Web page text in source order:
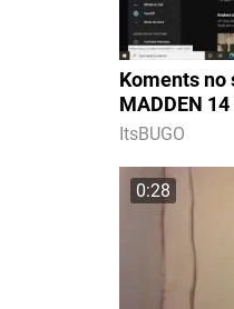
Koments no
MADDEN 14
ItsBUGO
0:28